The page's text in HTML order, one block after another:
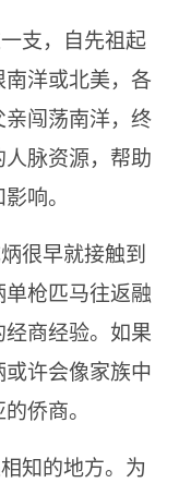
支，自先祖起
洋或北美，各
闯荡南洋，终
脉资源，帮助
响。
很早就接触到
枪匹马往返融
商经验。如果
许会像家族中
侨商。
知的地方。为